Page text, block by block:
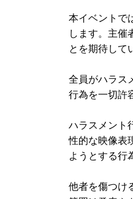
本イベントで
します。主催
とを期待して
全員がハラス
行為を一切許
ハラスメント
性的な映像表
ようとする行
他者を傷つけ